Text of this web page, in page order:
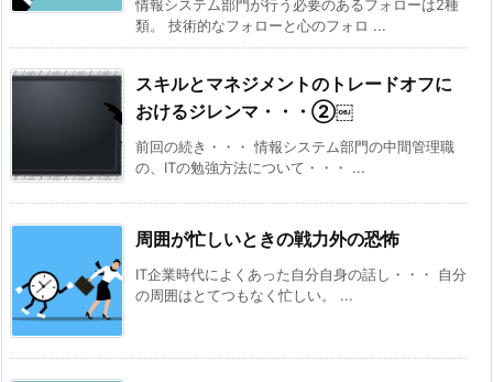
情報システム部門が行う必要のあるフォローは2種
類。 技術的なフォローと心のフォロ ...
スキルとマネジメントのトレードオフに
おけるジレンマ・・・②￼
前回の続き・・・ 情報システム部門の中間管理職
の、ITの勉強方法について・・・ ...
周囲が忙しいときの戦力外の恐怖
IT企業時代によくあった自分自身の話し・・・ 自分
の周囲はとてつもなく忙しい。 ...